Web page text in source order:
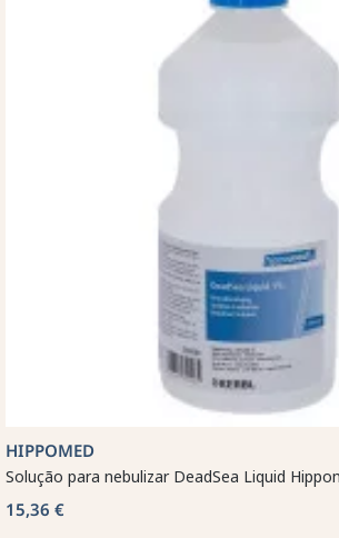
HIPPOMED
Solução para nebulizar DeadSea Liquid
15,36 €